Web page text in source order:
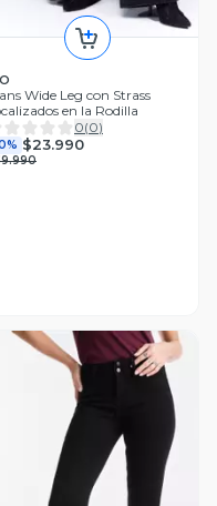
Wide Leg con Strass
en la Rodilla
0(0)
$23.990